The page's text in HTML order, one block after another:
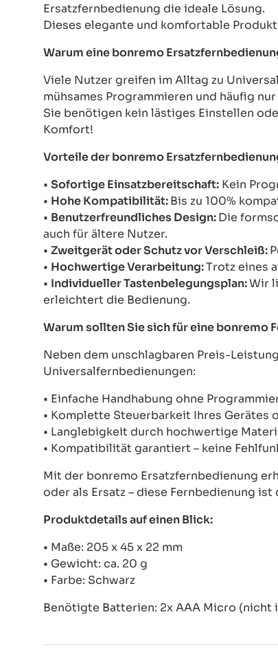
Ersatzfernbedienung die ideale Lösung.
Dieses elegante und komfortable
Warum eine bonremo
Viele Nutzer greifen im Alltag zu
mühsames Programmieren und häufig
Sie benötigen kein lästiges Einstellen
Komfort!
Vorteile der bonremo
• Sofortige Einsatzbereitschaft: Kein
• Hohe Kompatibilität:Bis zu 100%
• Benutzerfreundliches Design:Die
auch für ältere Nutzer.
• Zweitgerät oder Schutz vor Verschleiß:
• Hochwertige Verarbeitung:Trotz eines
• Individueller Tastenbelegungsplan:Wir
erleichtert die Bedienung.
Warum sollten Sie sich für eine bonremo
Neben dem unschlagbaren Preis-
Universalfernbedienungen:
• Einfache Handhabung ohne
• Komplette Steuerbarkeit Ihres Gerätes
• Langlebigkeit durch hochwertige
• Kompatibilität garantiert – keine
Mit der bonremo Ersatzfernbedienung
oder als Ersatz – diese Fernbedienung
Produktdetails auf einen Blick:
• Maße: 205 x 45 x 22 mm
• Gewicht: ca. 20 g
• Farbe: Schwarz
Benötigte Batterien: 2x AAA Micro (nicht